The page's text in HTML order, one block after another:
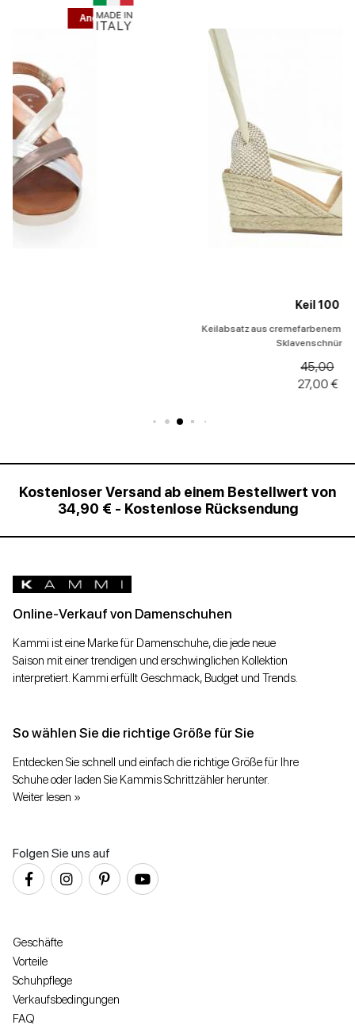
Keilabsatz aus cremefarbenem Stoff und Kordel, mit
Kostenloser Versand ab einem Bestellwert von
34,90 € - Kostenlose Rücksendung
Online-Verkauf von Damenschuhen
Kammi ist eine Marke für Damenschuhe, die jede neue
Saison mit einer trendigen und erschwinglichen Kollektion
interpretiert. Kammi erfüllt Geschmack, Budget und Trends.
So wählen Sie die richtige Größe für Sie
Entdecken Sie schnell und einfach die richtige Größe für Ihre
Schuhe oder laden Sie Kammis Schrittzähler herunter.
Weiter lesen »
Folgen Sie uns auf
Geschäfte
Vorteile
Schuhpflege
Verkaufsbedingungen
FAQ